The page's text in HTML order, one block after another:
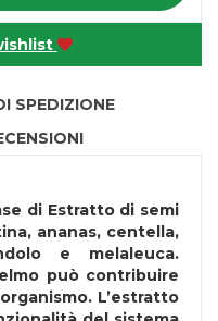
SPEDIZIONE
di Estratto di semi
ananas, centella,
e melaleuca.
può contribuire
L’estratto